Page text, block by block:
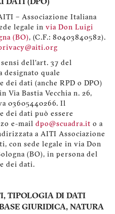
DATI (DPO)
– Associazione Italiana
legale in via Don Luigi
(BO), (C.F.: 80403840582).
dell'art. 37 del
designato quale
dati (anche RPD o DPO)
Via Bastia Vecchia n. 26,
03605440266. Il
dei dati può essere
e-mail dpo@scuadra.it o a
a AITI Associazione
con sede legale in via Don
(BO), in persona del
dei dati.
TIPOLOGIA DI DATI
GIURIDICA, NATURA